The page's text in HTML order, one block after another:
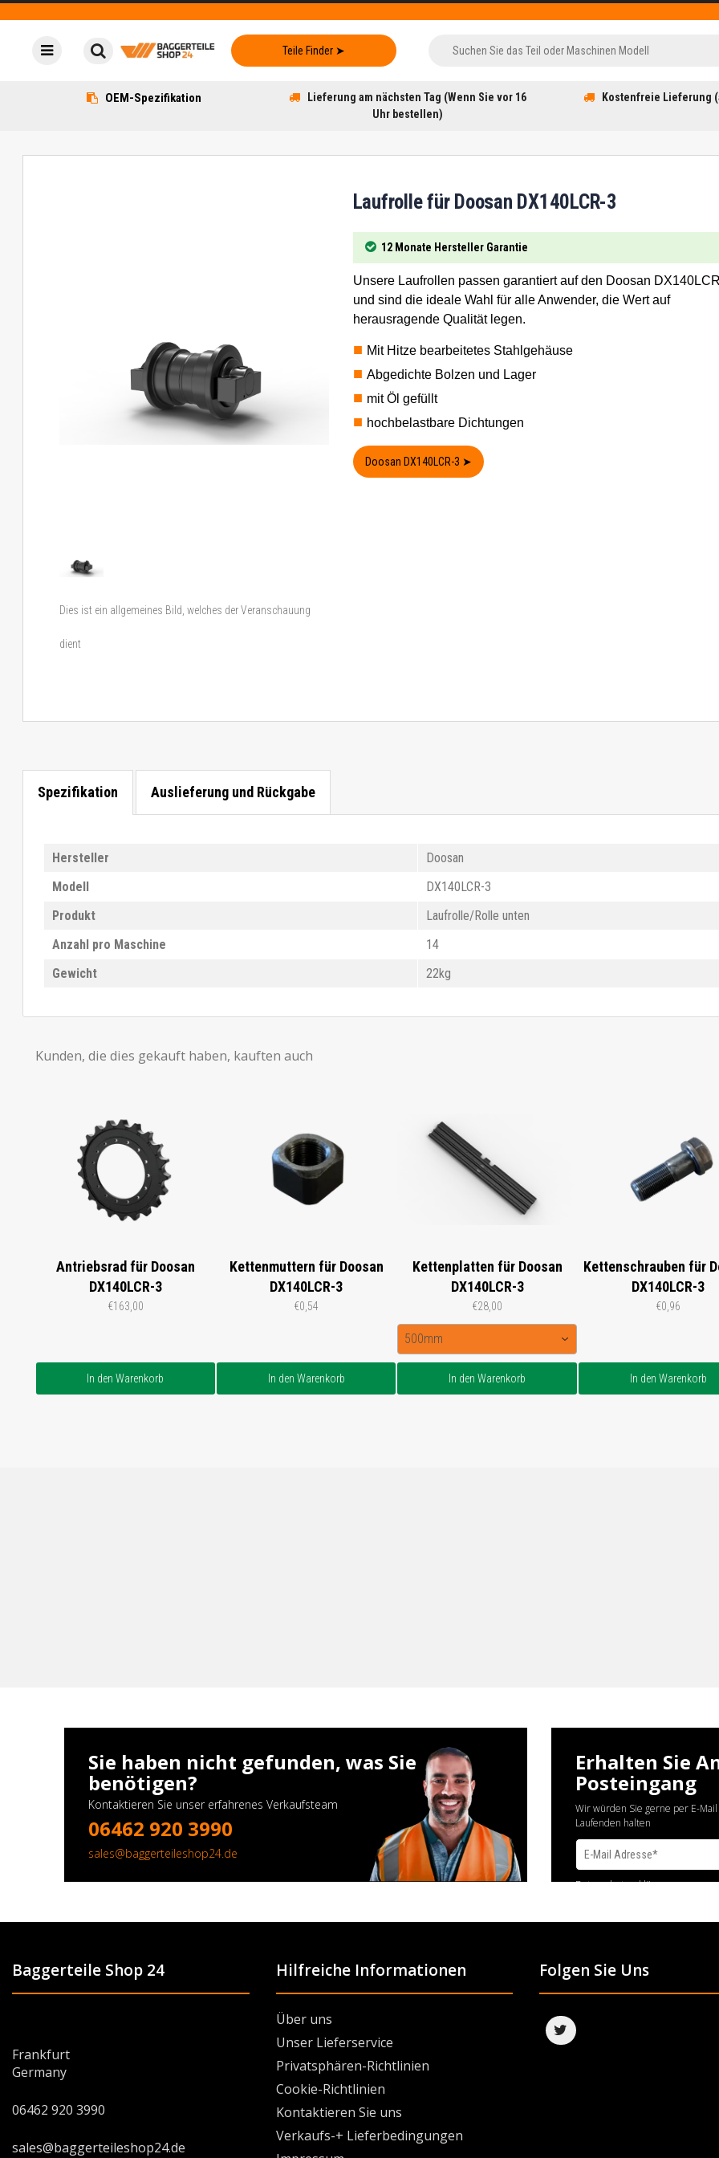
OEM-Spezifikation
Lieferung am nächsten Tag (Wenn Sie vor 16
Uhr bestellen)
Kostenfreie Lieferung
Dies ist ein allgemeines Bild, welches der Veranschauung
dient
Laufrolle für Doosan DX140LCR-3
12 Monate Hersteller Garantie
Unsere Laufrollen passen garantiert auf den Doosan
und sind die ideale Wahl für alle Anwender, die Wert auf
herausragende Qualität legen.
Mit Hitze bearbeitetes Stahlgehäuse
Abgedichte Bolzen und Lager
mit Öl gefüllt
hochbelastbare Dichtungen
Doosan DX140LCR-3 ➤
Spezifikation Auslieferung und Rückgabe
Hersteller
Doosan
Modell
DX140LCR-3
Produkt
Laufrolle/Rolle unten
Anzahl pro Maschine
14
Gewicht
22kg
Kunden, die dies gekauft haben, kauften auch
Antriebsrad für Doosan
DX140LCR-3
€163,00
In den Warenkorb
Kettenmuttern für Doosan
DX140LCR-3
€0,54
In den Warenkorb
Kettenplatten für Doosan
DX140LCR-3
€28,00
500mm
In den Warenkorb
Kettenschrauben für
DX140LCR-3
€0,96
In den Warenkorb
Sie haben nicht gefunden, was Sie
benötigen?
Kontaktieren Sie unser erfahrenes Verkaufsteam
06462 920 3990
sales@baggerteileshop24.de
Erhalten Sie
Posteingang
Wir würden Sie gerne per E-
Laufenden halten
Datenschutzerklärung
Baggerteile Shop 24
Frankfurt
Germany
06462 920 3990
sales@baggerteileshop24.de
Hilfreiche Informationen
Über uns
Unser Lieferservice
Privatsphären-Richtlinien
Cookie-Richtlinien
Kontaktieren Sie uns
Verkaufs-+ Lieferbedingungen
Folgen Sie Uns